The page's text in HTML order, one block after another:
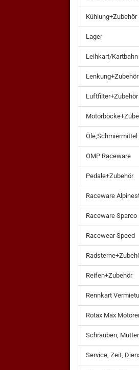
Kühlung+Zubehör
Lager
Leihkart/
Lenkung+Zubehör
Luftfilter+Zubehör
OMP Raceware
Pedale+Zubehör
Raceware
Raceware Sparco
Racewear Speed
Reifen+Zubehör
Rennkart
Rotax Max
Schrauben,
Service, Zeit,